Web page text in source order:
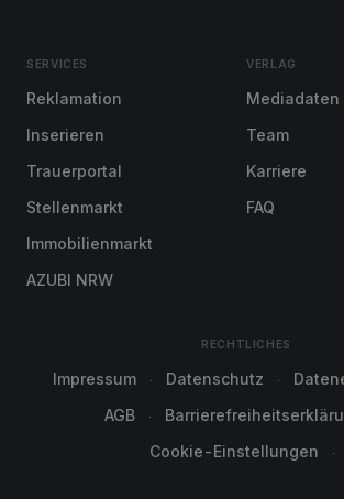
SERVICES
Reklamation
Inserieren
Trauerportal
Stellenmarkt
Immobilienmarkt
AZUBI NRW
VERLAG
Mediadaten
Team
Karriere
FAQ
RECHTLICHES
Impressum Datenschutz
AGB
Cookie-Einstellungen